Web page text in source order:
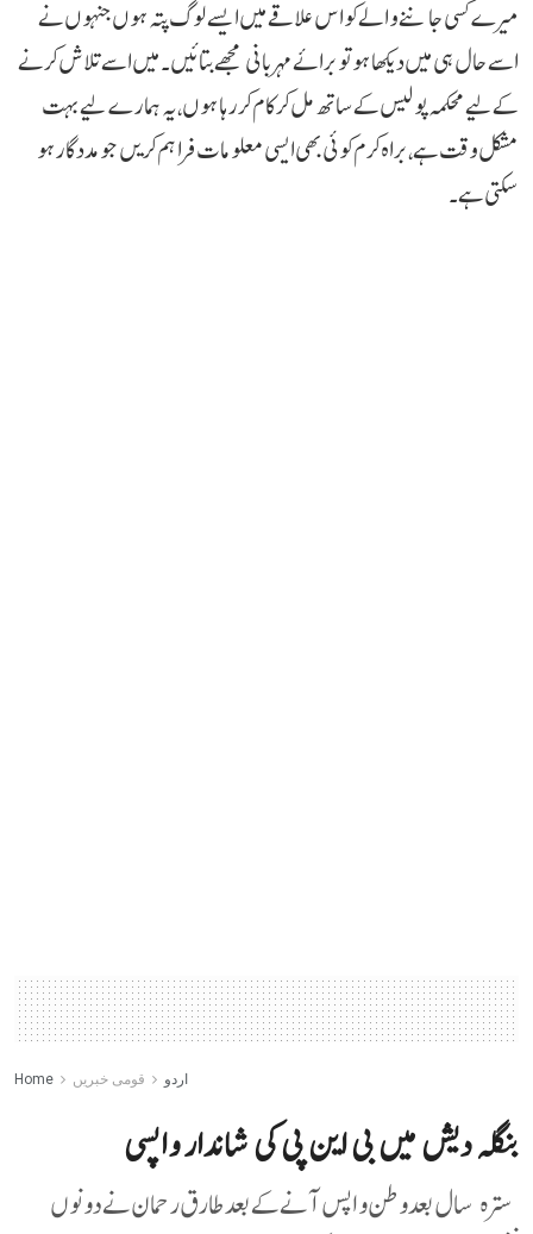
میرے کسی جاننے والے کو اس علاقے میں ایسے لوگ پتہ ہوں جنہوں نے
اسے حال ہی میں دیکھا ہو تو برائے مہربانی مجھے بتائیں۔ میں اسے تلاش کرنے
کے لیے محکمہ پولیس کے ساتھ مل کرکام کر رہا ہوں، یہ ہمارے لیے بہت
مشکل وقت ہے، براہ کرم کوئی بھی ایسی معلومات فراہم کریں جو مددگار ہو
سکتی ہے۔
Home اردو قومی خبریں
بنگلہ دیش میں بی این پی کی شاندار واپسی
سترہ سال بعد وطن واپس آنے کے بعد طارق رحمان نے دونوں